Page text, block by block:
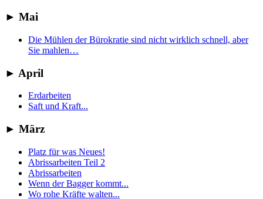
► Mai
Die Mühlen der Bürokratie sind nicht wirklich schnell, aber
Sie mahlen…
► April
Erdarbeiten
Saft und Kraft...
► März
Platz für was Neues!
Abrissarbeiten Teil 2
Abrissarbeiten
Wenn der Bagger kommt...
Wo rohe Kräfte walten...